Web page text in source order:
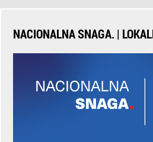
NACIONALNA SNAGA. |